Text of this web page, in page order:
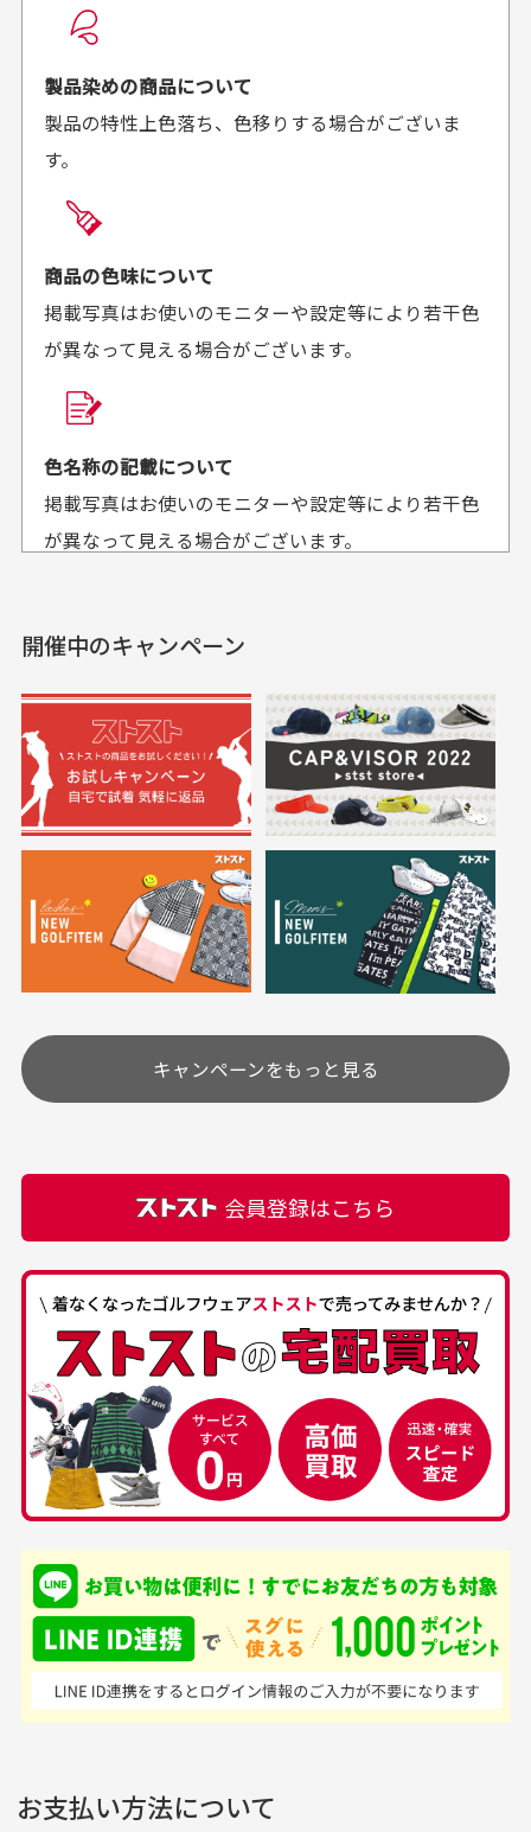
良かった！
がとうございます。丁寧
に梱包されていて、商品
の状態も良好でした。気
があればよろしくお願い
来ました。またお願いし
セールかつポイント
も使えて、お得に購
入出来ました
セールかつポイントも使
満足です。
おります
欲しかったスカートが購
30代女性
高価なブルゾンがお
購入できました。状態も
最高でした。
30代女性
いつも素敵な商品を
す
商品をありがとうござい
ます。
30代男性
中古ゴルフウェアの
品揃えがすごい
て、ここまでゴルフブラ
ンドの取り扱いがあるの
はすごい。 毎日たくさ
んの商品がアップされて
いるので新作チェックす
50代男性
安心して中古ウェア
を買えるお店です
品ですが綺麗に梱包され
ており商品を大切にして
いる感が伝わってきまし
た 「フロント部分に汚
れあり」と記載ありまし
お届け希望日時をご指定頂けます。
ご注文時にご指定下さい。
商品の受け渡しは、ゆうパックでの配送のみとさせて
頂いております。
商品購入からどれくらいで発送してもらえます
か？
平日午前9時までのご注文で最短当日発送させて頂いて
せて頂いております。
送料はいくらかかりますか？
何点ご購入頂いた場合も全国一律で800円とさせて頂
いております。(1配送先につき)
また5,000円(税込)以上お買い物をして頂けた場合は送
※必ず１つのショッピングカートに複数商品を入れて
ご注文下さいませ。
定休日はありますか？
土.日.祝日は定休日となっております。
その他の休日につきましてはサイト上にて告知させて
頂きます。
カートの有効時間はありますか？
は自動的にカート内の商品が削除されますのでご注意
下さい。
お気に入り機能をご利用下さい。
製品染めの商品について
製品の特性上色落ち、色移りする場合がございま
す。
商品の色味について
掲載写真はお使いのモニターや設定等により若干色
が異なって見える場合がございます。
色名称の記載について
掲載写真はお使いのモニターや設定等により若干色
が異なって見える場合がございます。
実寸サイズについて
一点一点手作業で計測しておりますので、若干の誤
差が生じる場合がございます。
においについて
ユーズド商品の特性故、メンテンスを行っておりま
すが、におい（煙草、香水、お香、古着特有の香
り、柔軟剤等)が付着している場合がございます。
付属品について
付属品の記載につきましては、弊社に入荷した時点
ある場合もございます。
経年劣化について
当店では商品の管理には細心の注意を払っておりま
すが、経年により素材の劣化やパーツの強度低下が
生じている場合がございます。
銀行振込（前払い）
入金確認後商品発送となります。
※土曜、日曜、祝日は入金確認及び発送業務は致しておりま
せん。
尚、お振込み手数料はお客様ご負担となります。入金確認後
商品発送となります。
ご注文頂いてから7日以内をお振込み期限とさせ
りますのでご了承くださいませ。
申し込まれた商品と届いた商品が異なっている場合
商品説明に記載されていない汚れやダメージがある商品
の場合
開催中のキャンペーン
キャンペーンをもっと見る
会員登録はこちら
お支払い方法について